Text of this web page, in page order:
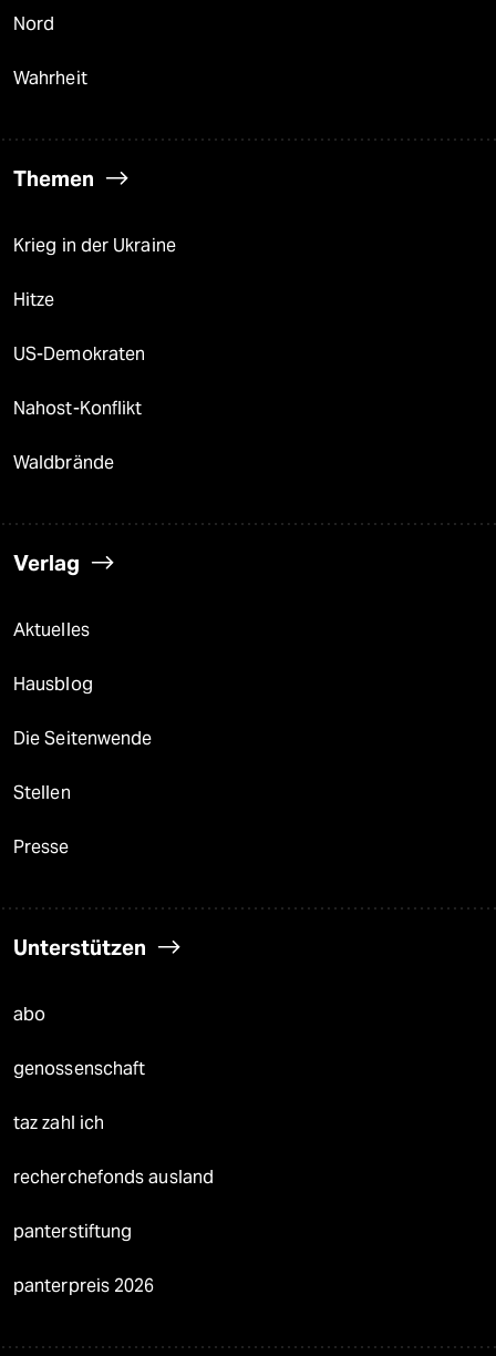
Nord
Wahrheit
Themen
Krieg in der Ukraine
Hitze
US-Demokraten
Nahost-Konflikt
Waldbrände
Verlag
Aktuelles
Hausblog
Die Seitenwende
Stellen
Presse
Unterstützen
abo
genossenschaft
taz zahl ich
recherchefonds ausland
panterstiftung
panterpreis 2026